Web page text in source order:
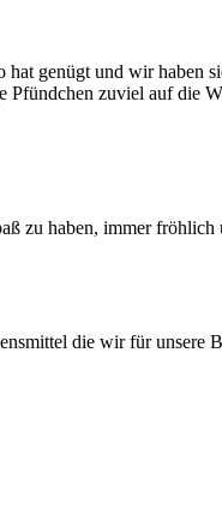
hat genügt und wir haben
Pfündchen zuviel auf die
zu haben, immer
die wir für unsere